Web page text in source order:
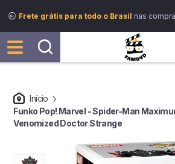
Frete grátis para todo o Brasil nas
Início
Funko Pop! Marvel - Spider-Man
Venomized Doctor Strange